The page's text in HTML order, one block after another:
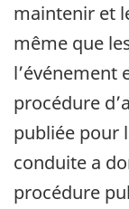
maintenir et
même que
l’événement
procédure
publiée pour
conduite a
procédure